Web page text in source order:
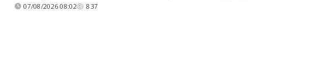
07/08/2026 08:02 837